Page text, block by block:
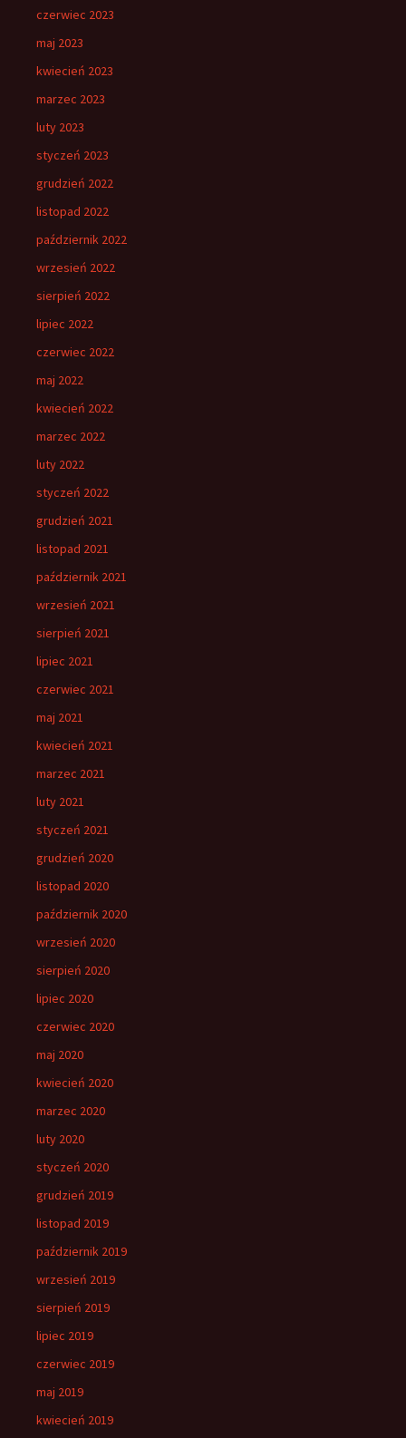
czerwiec 2023
maj 2023
kwiecień 2023
marzec 2023
luty 2023
styczeń 2023
grudzień 2022
listopad 2022
październik 2022
wrzesień 2022
sierpień 2022
lipiec 2022
czerwiec 2022
maj 2022
kwiecień 2022
marzec 2022
luty 2022
styczeń 2022
grudzień 2021
listopad 2021
październik 2021
wrzesień 2021
sierpień 2021
lipiec 2021
czerwiec 2021
maj 2021
kwiecień 2021
marzec 2021
luty 2021
styczeń 2021
grudzień 2020
listopad 2020
październik 2020
wrzesień 2020
sierpień 2020
lipiec 2020
czerwiec 2020
maj 2020
kwiecień 2020
marzec 2020
luty 2020
styczeń 2020
grudzień 2019
listopad 2019
październik 2019
wrzesień 2019
sierpień 2019
lipiec 2019
czerwiec 2019
maj 2019
kwiecień 2019